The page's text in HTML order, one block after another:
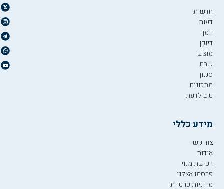
חדשות
דעות
יומן
דיוקן
מוצש
שבת
סגנון
מתכונים
טוב לדעת
מידע כללי
צור קשר
אודות
רכישת מנוי
פרסמו אצלנו
מדיניות פרטיות